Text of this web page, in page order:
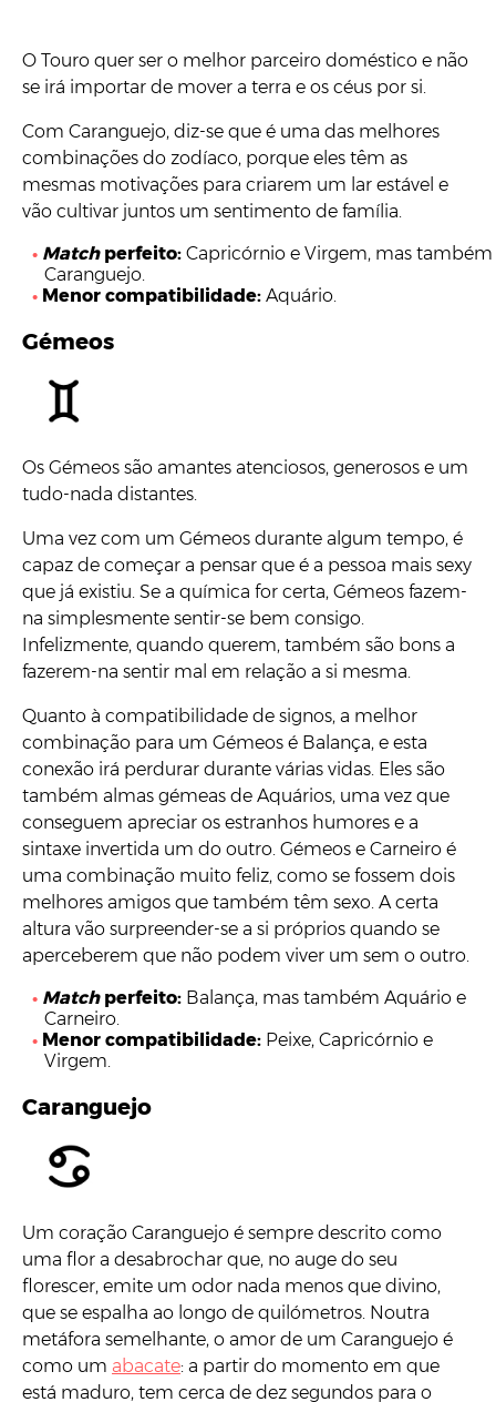
O Touro quer ser o melhor parceiro doméstico e não
se irá importar de mover a terra e os céus por si.
Com Caranguejo, diz-se que é uma das melhores
combinações do zodíaco, porque eles têm as
mesmas motivações para criarem um lar estável e
vão cultivar juntos um sentimento de família.
Matchperfeito:Capricórnio e Virgem, mas também
Caranguejo.
Menor compatibilidade: Aquário.
Gémeos
Os Gémeos são amantes atenciosos, generosos e um
tudo-nada distantes.
Uma vez com um Gémeos durante algum tempo, é
capaz de começar a pensar que é a pessoa mais sexy
que já existiu. Se a química for certa, Gémeos fazem-
na simplesmente sentir-se bem consigo.
Infelizmente, quando querem, também são bons a
fazerem-na sentir mal em relação a si mesma.
Quanto à compatibilidade de signos, a melhor
combinação para um Gémeos é Balança, e esta
conexão irá perdurar durante várias vidas. Eles são
também almas gémeas de Aquários, uma vez que
conseguem apreciar os estranhos humores e a
sintaxe invertida um do outro. Gémeos e Carneiro é
uma combinação muito feliz, como se fossem dois
melhores amigos que também têm sexo. A certa
altura vão surpreender-se a si próprios quando se
aperceberem que não podem viver um sem o outro.
Matchperfeito:Balança, mas também Aquário e
Carneiro.
Menor compatibilidade: Peixe, Capricórnio e
Virgem.
Caranguejo
Um coração Caranguejo é sempre descrito como
uma flor a desabrochar que, no auge do seu
florescer, emite um odor nada menos que divino,
que se espalha ao longo de quilómetros. Noutra
metáfora semelhante, o amor de um Caranguejo é
como um abacate: a partir do momento em que
está maduro, tem cerca de dez segundos para o